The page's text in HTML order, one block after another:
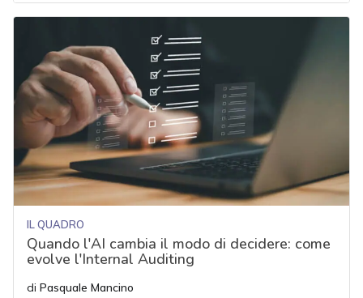
IL QUADRO
Quando l'AI cambia il modo di decidere: come
evolve l'Internal Auditing
di Pasquale Mancino